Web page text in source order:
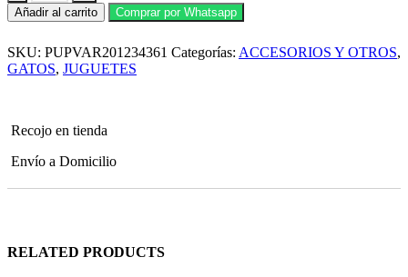
Puppylandia
Pez
Azul
cantidad
Añadir al carrito Comprar por Whatsapp
SKU: PUPVAR201234361 Categorías: ACCESORIOS Y OTROS,
GATOS, JUGUETES
Recojo en tienda
Envío a Domicilio
RELATED PRODUCTS